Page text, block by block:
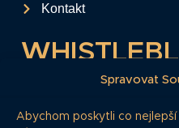
Spravovat
Abychom poskytli co nejlepší
Kontakt
Tento formulář
dluhopisům.